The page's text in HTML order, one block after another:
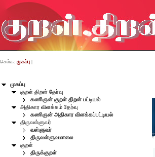
முகப்பு
குறள் திறன் தேர்வு
கணிஞன் குறள் திறன் பட்டியல்
அதிகார விளக்கம் தேர்வு
கணிஞன் அதிகார விளக்கப்பட்டியல்
திருவள்ளுவர்
வள்ளுவர்
திருவள்ளுவமாலை
குறள்
திருக்குறள்
செல்க: முகப்பு |